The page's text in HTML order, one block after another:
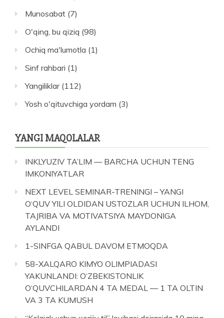
Munosabat (7)
O'qing, bu qiziq (98)
Ochiq ma'lumotla (1)
Sinf rahbari (1)
Yangiliklar(112)
Yosh o'qituvchiga yordam (3)
YANGI MAQOLALAR
INKLYUZIV TA’LIM — BARCHA UCHUN TENG
IMKONIYATLAR
NEXT LEVEL SEMINAR-TRENINGI – YANGI
O‘QUV YILI OLDIDAN USTOZLAR UCHUN ILHOM,
TAJRIBA VA MOTIVATSIYA MAYDONIGA
AYLANDI
1-SINFGA QABUL DAVOM ETMOQDA
58-XALQARO KIMYO OLIMPIADASI
YAKUNLANDI: O‘ZBEKISTONLIK
O‘QUVCHILARDAN 4 TA MEDAL — 1 TA OLTIN
VA 3 TA KUMUSH